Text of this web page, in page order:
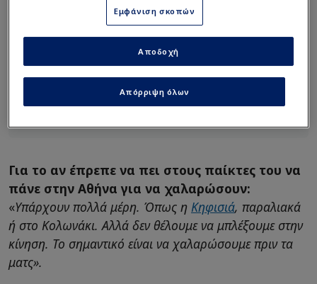
χρόνο με πολλούς γνωστούς».
Διαβάστε επίσης...
Παρέα με Ναν ο Χόρτον-
Τάκερ! - “Να κερδίσω τη
Για το αν έπρεπε να πει στους παίκτες του να
πάνε στην Αθήνα για να χαλαρώσουν:
«Υπάρχουν πολλά μέρη. Όπως η Κηφισιά, παραλιακά
ή στο Κολωνάκι. Αλλά δεν θέλουμε να μπλέξουμε στην
κίνηση. Το σημαντικό είναι να χαλαρώσουμε πριν τα
ματς».
Εμφάνιση σκοπών
Απόρριψη όλων
Αποδοχή